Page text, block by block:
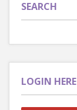
SEARCH
LOGIN HERE